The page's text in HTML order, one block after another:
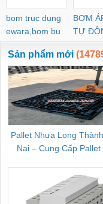
bom truc dung
ewara,bom bu
ewara
BƠM
TỰ
Sản phẩm mới
Pallet Nhựa Long
Nai – Cung Cấp Pallet